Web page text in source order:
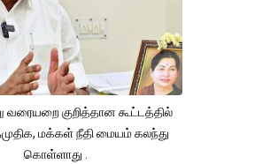
வரையறை குறித்தான கூட்டத்தில்
மக்கள் நீதி மையம் கலந்து
கொள்ளாது .